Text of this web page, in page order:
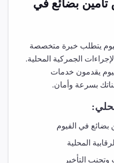
تأمين بضائع في
يتطلب خبرة متخصصة
الجمركية المحلية.
يقدمون خدمات
بسرعة وأمان.
بضائع في الفيوم
المحلية
التأخير